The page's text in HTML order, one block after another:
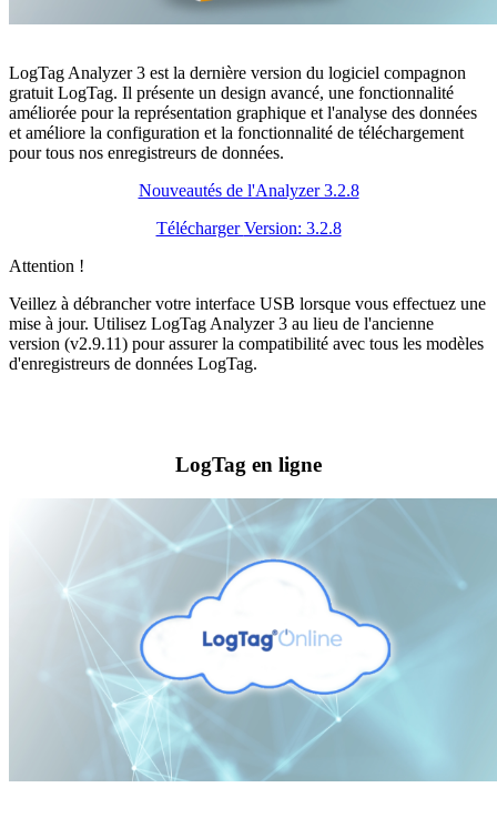
LogTag Analyzer 3 est la dernière version du logiciel compagnon
gratuit LogTag. Il présente un design avancé, une fonctionnalité
améliorée pour la représentation graphique et l'analyse des données
et améliore la configuration et la fonctionnalité de téléchargement
pour tous nos enregistreurs de données.
Nouveautés de l'Analyzer 3.2.8
TéléchargerVersion: 3.2.8
Attention !
Veillez à débrancher votre interface USB lorsque vous effectuez une
mise à jour. Utilisez LogTag Analyzer 3 au lieu de l'ancienne
version (v2.9.11) pour assurer la compatibilité avec tous les modèles
d'enregistreurs de données LogTag.
LogTag en ligne